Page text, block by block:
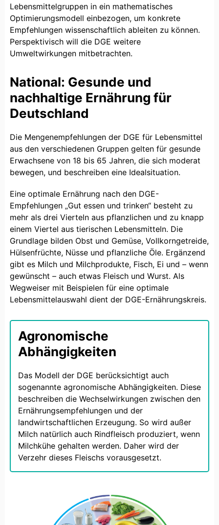
Lebensmittelgruppen in ein mathematisches
Optimierungsmodell einbezogen, um konkrete
Empfehlungen wissenschaftlich ableiten zu können.
Perspektivisch will die DGE weitere
Umweltwirkungen mitbetrachten.
National: Gesunde und
nachhaltige Ernährung für
Deutschland
Die Mengenempfehlungen der DGE für Lebensmittel
aus den verschiedenen Gruppen gelten für gesunde
Erwachsene von 18 bis 65 Jahren, die sich moderat
bewegen, und beschreiben eine Idealsituation.
Eine optimale Ernährung nach den DGE-
Empfehlungen „Gut essen und trinken“ besteht zu
mehr als drei Vierteln aus pflanzlichen und zu knapp
einem Viertel aus tierischen Lebensmitteln. Die
Grundlage bilden Obst und Gemüse, Vollkorngetreide,
Hülsenfrüchte, Nüsse und pflanzliche Öle. Ergänzend
gibt es Milch und Milchprodukte, Fisch, Ei und – wenn
gewünscht – auch etwas Fleisch und Wurst. Als
Wegweiser mit Beispielen für eine optimale
Lebensmittelauswahl dient der DGE-Ernährungskreis.
Agronomische
Abhängigkeiten
Das Modell der DGE berücksichtigt auch
sogenannte agronomische Abhängigkeiten. Diese
beschreiben die Wechselwirkungen zwischen den
Ernährungsempfehlungen und der
landwirtschaftlichen Erzeugung. So wird außer
Milch natürlich auch Rindfleisch produziert, wenn
Milchkühe gehalten werden. Daher wird der
Verzehr dieses Fleischs vorausgesetzt.